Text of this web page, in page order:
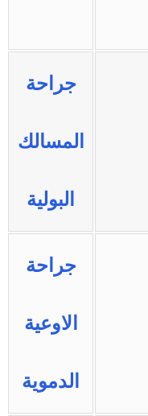
جراحة
المسالك
البولية
جراحة
الاوعية
الدموية